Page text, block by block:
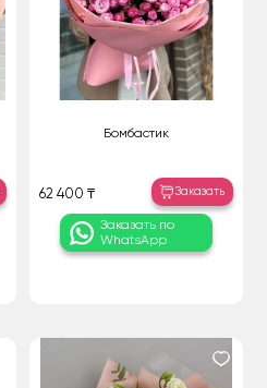
Бомбастик
62 400 ₸ Заказать
Заказать по
WhatsApp